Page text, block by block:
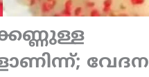
വേദന